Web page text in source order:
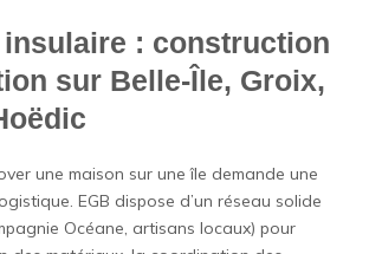
: construction
sur Belle-Île, Groix,
une maison sur une île demande une
EGB dispose d’un réseau solide
Océane, artisans locaux) pour